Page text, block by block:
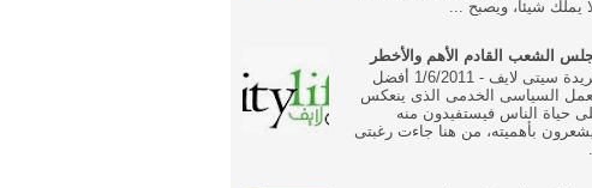
يملك شيئاً، ويصبح ...
الشعب القادم الأهم والأخطر
جريدة سيتى لايف - 1/6/2011 أفضل
السياسى الخدمى الذى ينعكس
حياة الناس فيستفيدون منه
بأهميته، من هنا جاءت رغبتى